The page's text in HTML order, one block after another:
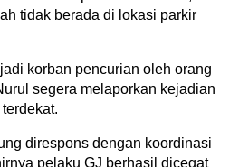
tidak berada di lokasi parkir
korban pencurian oleh orang
segera melaporkan kejadian
direspons dengan koordinasi
pelaku GJ berhasil dicegat